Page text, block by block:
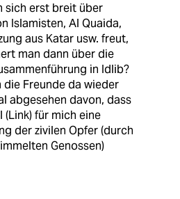
sich erst breit über
Islamisten, Al Quaida,
aus Katar usw. freut,
man dann über die
in Idlib?
die Freunde da wieder
abgesehen davon, dass
(Link) für mich eine
der zivilen Opfer (durch
Genossen)